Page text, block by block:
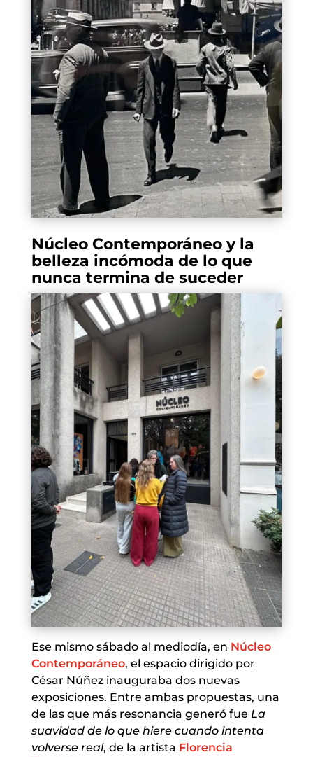
Núcleo Contemporáneo y la
belleza incómoda de lo que
nunca termina de suceder
Ese mismo sábado al mediodía, en Núcleo
Contemporáneo, el espacio dirigido por
César Núñez inauguraba dos nuevas
exposiciones. Entre ambas propuestas, una
de las que más resonancia generó fue La
suavidad de lo que hiere cuando intenta
volverse real, de la artista Florencia